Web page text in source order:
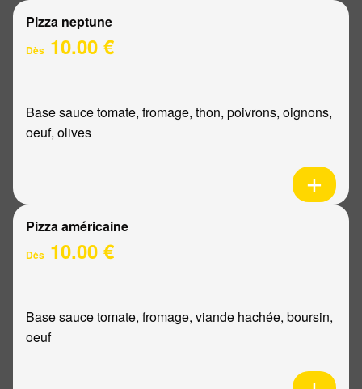
Pizza neptune
Dès 10.00 €
Base sauce tomate, fromage, thon, poivrons, oignons,
oeuf, olives
Pizza américaine
Dès 10.00 €
Base sauce tomate, fromage, viande hachée, boursin,
oeuf